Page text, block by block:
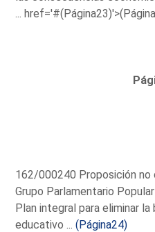
...
162/000240 Proposición no
Grupo Parlamentario
Plan integral para eliminar
educativo ...(Página24)